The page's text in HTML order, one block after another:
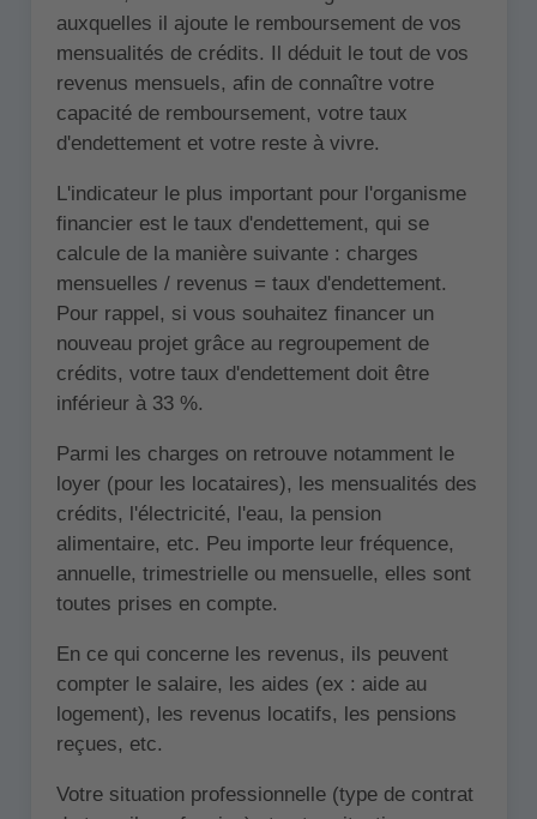
auxquelles il ajoute le remboursement de vos
mensualités de crédits. Il déduit le tout de vos
revenus mensuels, afin de connaître votre
capacité de remboursement, votre taux
d'endettement et votre reste à vivre.
L'indicateur le plus important pour l'organisme
financier est le taux d'endettement, qui se
calcule de la manière suivante : charges
mensuelles / revenus = taux d'endettement.
Pour rappel, si vous souhaitez financer un
nouveau projet grâce au regroupement de
crédits, votre taux d'endettement doit être
inférieur à 33 %.
Parmi les charges on retrouve notamment le
loyer (pour les locataires), les mensualités des
crédits, l'électricité, l'eau, la pension
alimentaire, etc. Peu importe leur fréquence,
annuelle, trimestrielle ou mensuelle, elles sont
toutes prises en compte.
En ce qui concerne les revenus, ils peuvent
compter le salaire, les aides (ex : aide au
logement), les revenus locatifs, les pensions
reçues, etc.
Votre situation professionnelle (type de contrat